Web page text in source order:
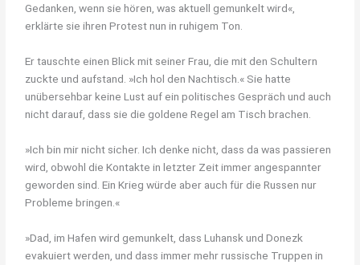
Gedanken, wenn sie hören, was aktuell gemunkelt wird«,
erklärte sie ihren Protest nun in ruhigem Ton.
Er tauschte einen Blick mit seiner Frau, die mit den Schultern
zuckte und aufstand. »Ich hol den Nachtisch.« Sie hatte
unübersehbar keine Lust auf ein politisches Gespräch und auch
nicht darauf, dass sie die goldene Regel am Tisch brachen.
»Ich bin mir nicht sicher. Ich denke nicht, dass da was passieren
wird, obwohl die Kontakte in letzter Zeit immer angespannter
geworden sind. Ein Krieg würde aber auch für die Russen nur
Probleme bringen.«
»Dad, im Hafen wird gemunkelt, dass Luhansk und Donezk
evakuiert werden, und dass immer mehr russische Truppen in